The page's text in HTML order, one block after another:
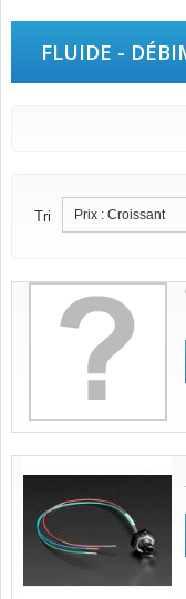
FLUIDE -
Tri Prix : Croissant